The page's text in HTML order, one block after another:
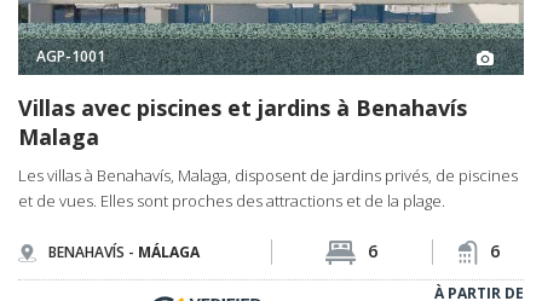
AGP-1001
Villas avec piscines et jardins à Benahavís
Malaga
Les villas à Benahavís, Malaga, disposent de jardins privés, de piscines
et de vues. Elles sont proches des attractions et de la plage.
BENAHAVÍS - MÁLAGA 6 6
À PARTIR DE